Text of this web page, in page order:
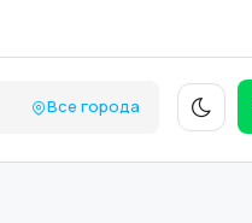
Все города